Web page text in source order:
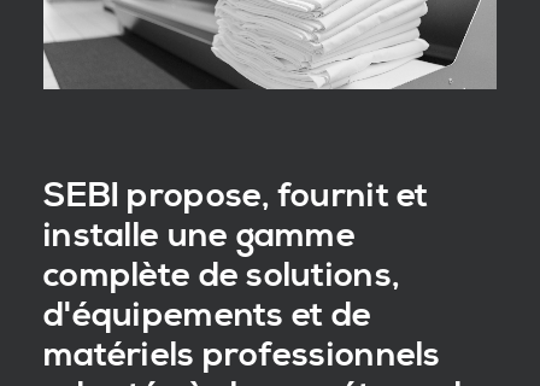
SEBI propose, fournit et
installe une gamme
complète de solutions,
d'équipements et de
matériels professionnels